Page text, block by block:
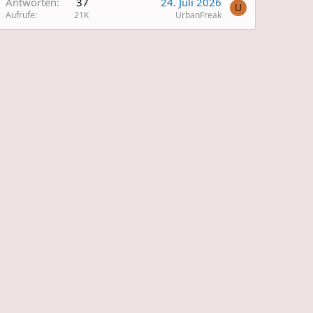
Aufrufe 21K UrbanFreak
U